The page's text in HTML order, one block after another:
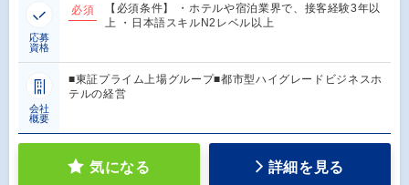
応募
資格
必須
【必須条件】 ・ホテルや宿泊業界で、接客経験3年以
上 ・日本語スキルN2レベル以上
会社
概要
■東証プライム上場グループ■都市型ハイグレードビジネスホ
テルの経営
気になる 詳細を見る